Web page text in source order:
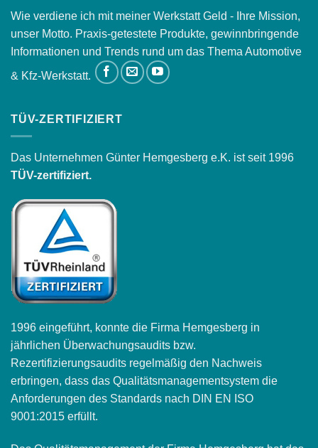
Wie verdiene ich mit meiner Werkstatt Geld - Ihre Mission,
unser Motto. Praxis-getestete Produkte, gewinnbringende
Informationen und Trends rund um das Thema Automotive
& Kfz-Werkstatt.
TÜV-ZERTIFIZIERT
Das Unternehmen Günter Hemgesberg e.K. ist seit 1996
TÜV-zertifiziert.
1996 eingeführt, konnte die Firma Hemgesberg in
jährlichen Überwachungsaudits bzw.
Rezertifizierungsaudits regelmäßig den Nachweis
erbringen, dass das Qualitätsmanagementsystem die
Anforderungen des Standards nach DIN EN ISO
9001:2015 erfüllt.